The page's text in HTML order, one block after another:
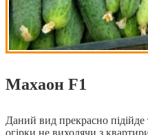
Махаон F1
Даний вид прекрасно